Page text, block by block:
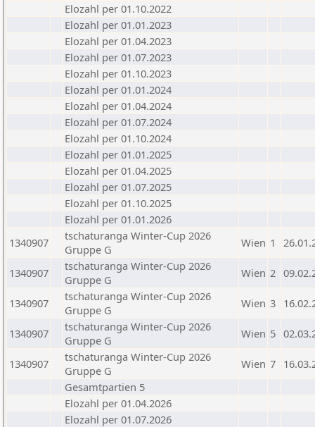
Elozahl per 01.10.2022
Elozahl per 01.01.2023
Elozahl per 01.04.2023
Elozahl per 01.07.2023
Elozahl per 01.10.2023
Elozahl per 01.01.2024
Elozahl per 01.04.2024
Elozahl per 01.07.2024
Elozahl per 01.10.2024
Elozahl per 01.01.2025
Elozahl per 01.04.2025
Elozahl per 01.07.2025
Elozahl per 01.10.2025
Elozahl per 01.01.2026
1340907
tschaturanga Winter-Cup 2026
Gruppe G
Wien 1
1340907
tschaturanga Winter-Cup 2026
Gruppe G
Wien 2
1340907
tschaturanga Winter-Cup 2026
Gruppe G
Wien 3
1340907
tschaturanga Winter-Cup 2026
Gruppe G
Wien 5
1340907
tschaturanga Winter-Cup 2026
Gruppe G
Wien 7
Gesamtpartien 5
Elozahl per 01.04.2026
Elozahl per 01.07.2026